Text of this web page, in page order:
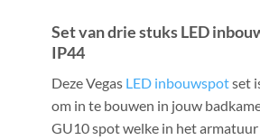
Set van drie stuks LED
IP44
Deze Vegas LED inbouwspotset
om in te bouwen in jouw
GU10 spot welke in het